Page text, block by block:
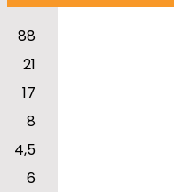
88
21
17
8
4,5
6